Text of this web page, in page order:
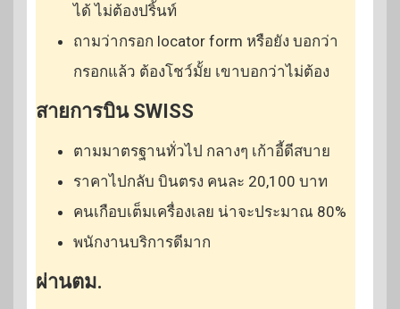
ได้ ไม่ต้องปริ้นท์
ถามว่ากรอก locator form หรือยัง บอกว่า
กรอกแล้ว ต้องโชว์มั้ย เขาบอกว่าไม่ต้อง
สายการบิน SWISS
ตามมาตรฐานทั่วไป กลางๆ เก้าอี้ดีสบาย
ราคาไปกลับ บินตรง คนละ 20,100 บาท
คนเกือบเต็มเครื่องเลย น่าจะประมาณ 80%
พนักงานบริการดีมาก
ผ่านตม.